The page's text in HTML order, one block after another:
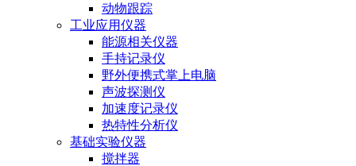
动物跟踪
工业应用仪器
能源相关仪器
手持记录仪
野外便携式掌上电脑
声波探测仪
加速度记录仪
热特性分析仪
基础实验仪器
搅拌器